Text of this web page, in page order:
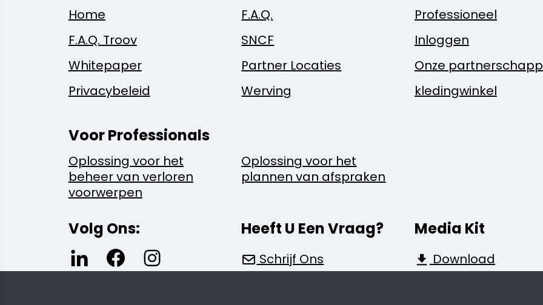
Home F.A.Q.
Professioneel
F.A.Q. Troov
SNCF
Inloggen
Whitepaper
Partner Locaties
Onze
Privacybeleid
Werving kledingwinkel
Voor Professionals
Oplossing voor het
beheer van verloren
voorwerpen
Oplossing voor het
plannen van afspraken
Volg Ons: Heeft U Een Vraag?
Schrijf Ons
Media Kit
Download